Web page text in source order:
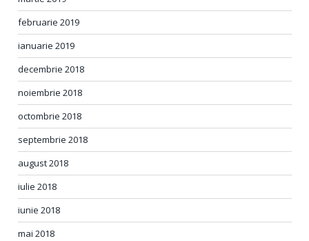
februarie 2019
ianuarie 2019
decembrie 2018
noiembrie 2018
octombrie 2018
septembrie 2018
august 2018
iulie 2018
iunie 2018
mai 2018